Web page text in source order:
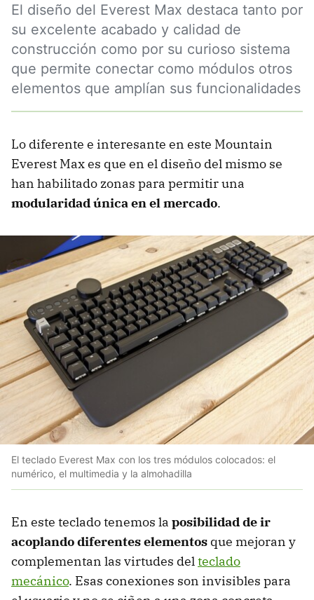
El diseño del Everest Max destaca tanto por
su excelente acabado y calidad de
construcción como por su curioso sistema
que permite conectar como módulos otros
elementos que amplían sus funcionalidades
Lo diferente e interesante en este Mountain
Everest Max es que en el diseño del mismo se
han habilitado zonas para permitir una
modularidad única en el mercado.
El teclado Everest Max con los tres módulos colocados: el
numérico, el multimedia y la almohadilla
En este teclado tenemos la posibilidad de ir
acoplando diferentes elementos que mejoran y
complementan las virtudes delteclado
mecánico. Esas conexiones son invisibles para